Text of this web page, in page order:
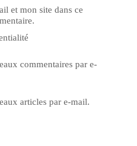
et mon site dans ce
commentaires par e-
articles par e-mail.